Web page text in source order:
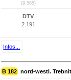
(9.585)
DTV
2.191
Infos...
B 182 nord-westl.